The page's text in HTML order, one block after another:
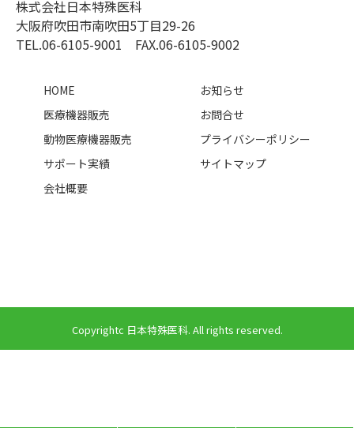
株式会社日本特殊医科
大阪府吹田市南吹田5丁目29-26
TEL.06-6105-9001 FAX.06-6105-9002
HOME
医療機器販売
動物医療機器販売
サポート実績
会社概要
お知らせ
お問合せ
プライバシーポリシー
サイトマップ
Copyrightc 日本特殊医科. All rights reserved.